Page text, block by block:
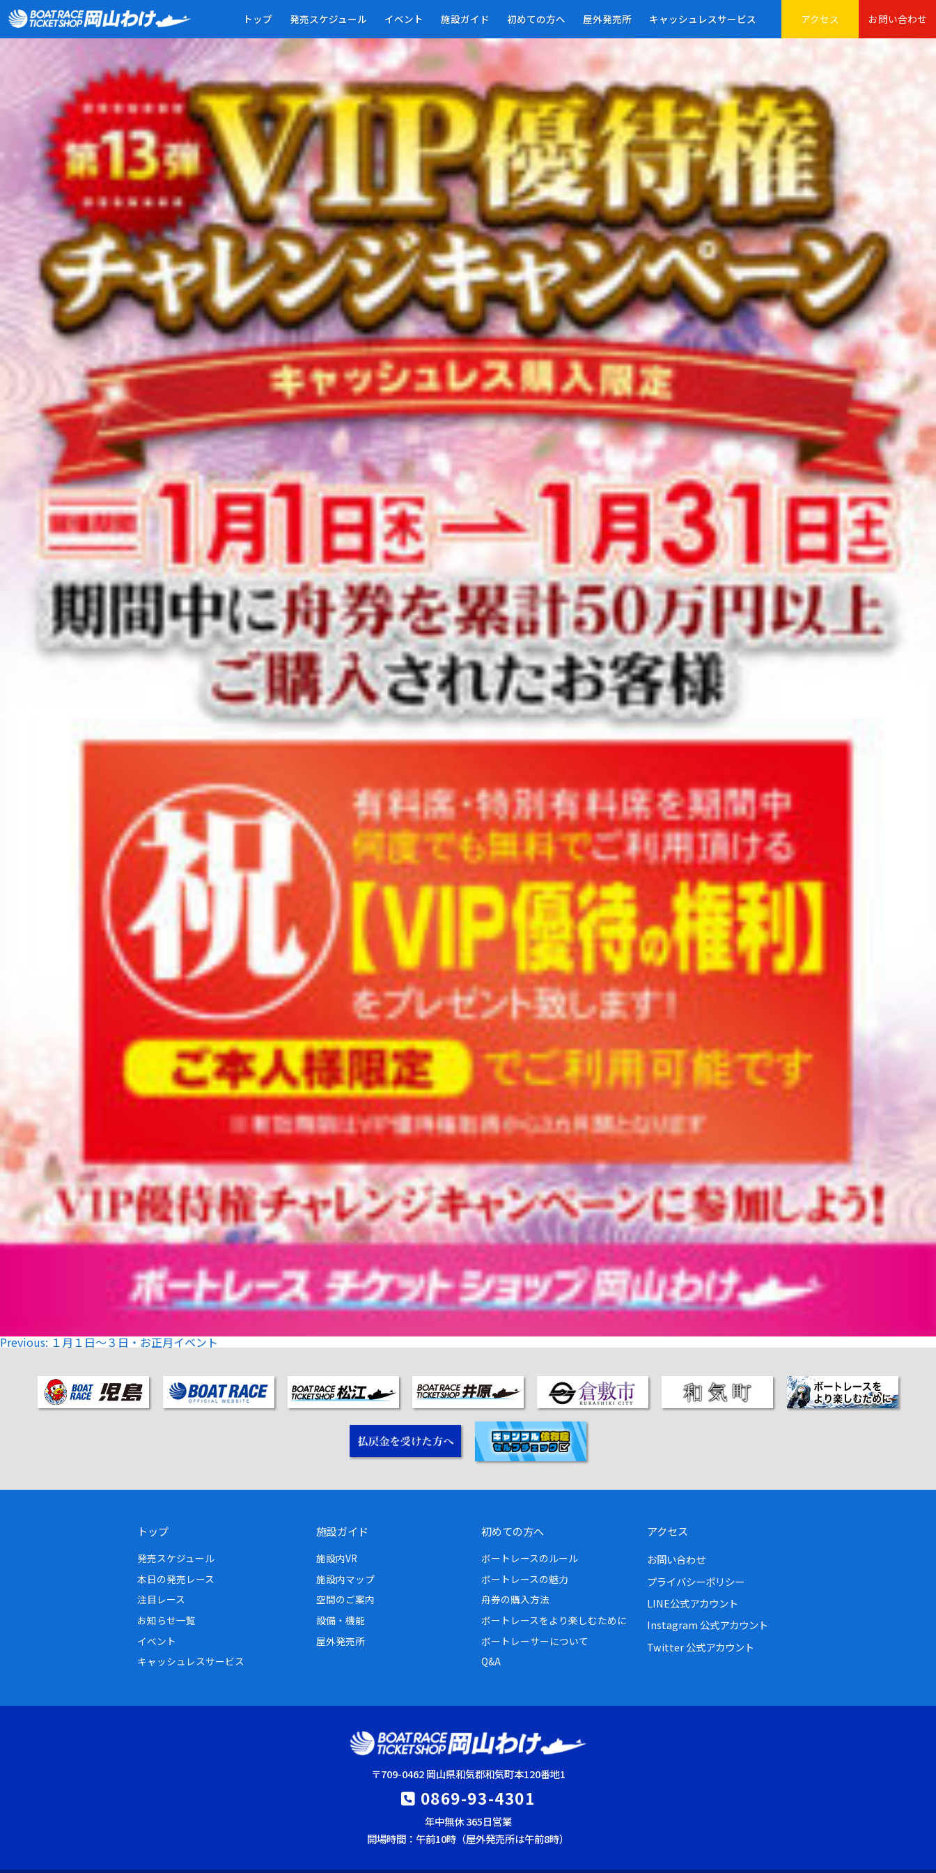
トップ 発売スケジュール イベント 施設ガイド 初めての方へ 屋外発売所 キャッシュレスサービス アクセス お問い合わせ
0101-VIP優待券50万チャレンジキャンペーン・第13弾（A1）-01
投
稿
Previous:１月１日～３日・お正月イベント
トップ
発売スケジュール
本日の発売レース
注目レース
お知らせ一覧
イベント
キャッシュレスサービス
施設ガイド
施設内VR
施設内マップ
空間のご案内
設備・機能
屋外発売所
初めての方へ
ボートレースのルール
ボートレースの魅力
舟券の購入方法
ボートレースをより楽しむために
ボートレーサーについて
Q&A
アクセス
お問い合わせ
プライバシーポリシー
LINE公式アカウント
Instagram 公式アカウント
Twitter 公式アカウント
〒709-0462 岡山県和気郡和気町本120番地1
0869-93-4301
年中無休 365日営業
開場時間：午前10時（屋外発売所は午前8時）